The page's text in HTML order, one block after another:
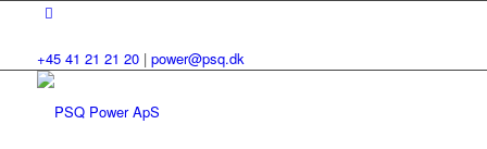
+45 41 21 21 20| power@psq.dk